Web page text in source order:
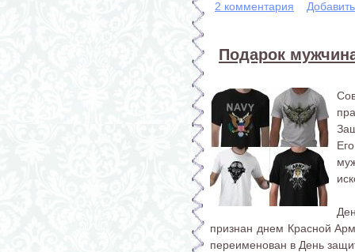
2 комментария
Подарок
признан днем Красной
переименован в День